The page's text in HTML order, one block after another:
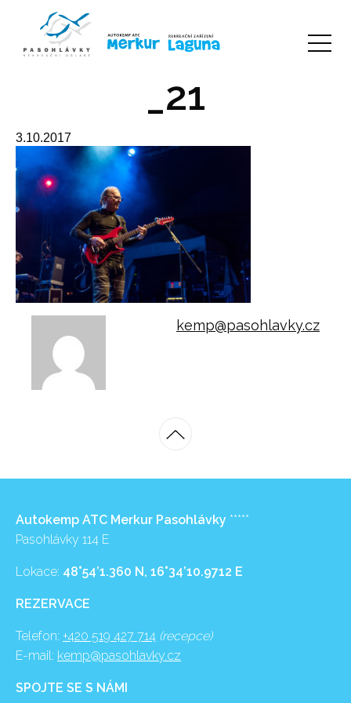
_21
3.10.2017
kemp@pasohlavky.cz
Autokemp ATC Merkur Pasohlávky *****
Pasohlávky 114 E
Lokace: 48°54’1.360 N, 16°34’10.9712 E
REZERVACE
Telefon: +420 519 427 714 (recepce)
E-mail: kemp@pasohlavky.cz
SPOJTE SE S NÁMI